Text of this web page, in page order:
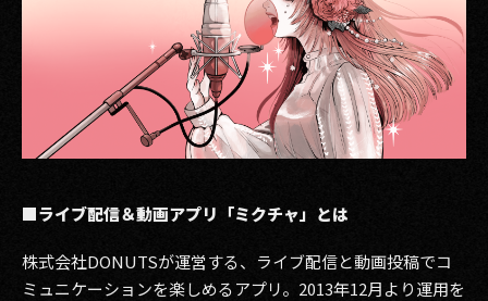
■ライブ配信＆動画アプリ「ミクチャ」とは
株式会社DONUTSが運営する、ライブ配信と動画投稿でコ
ミュニケーションを楽しめるアプリ。2013年12月より運用を